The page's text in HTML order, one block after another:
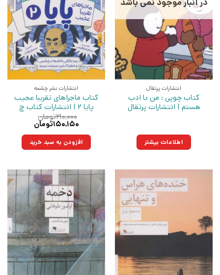
انتشارات پرتقال
کتاب چوپی : من با ادب
هستم | انتشارات پرتقال
اطلاعات بیشتر
انتشارات نشر چشمه
کتاب ماجراهای تقریبا عجیب
پایا 2 | انتشارات کتاب چ
۲۱۰,۰۰۰تومان
قیمت
۲۱۰,۰۰۰تومان
بود.
۱۵۰,۱۵۰تومان
۱۵۰,۱۵۰تومان.افزودن به سبد خرید